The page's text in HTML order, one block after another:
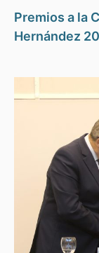
Premios a la
Hernández